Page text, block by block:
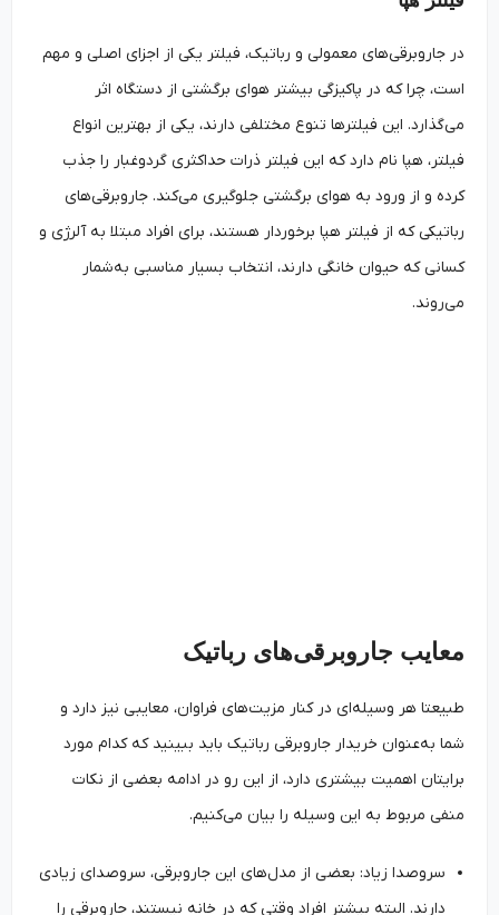
در جاروبرقی‌های معمولی و رباتیک، فیلتر یکی از اجزای اصلی و مهم
است، چرا که در پاکیزگی بیشتر هوای برگشتی از دستگاه اثر
می‌گذارد. این فیلترها تنوع مختلفی دارند، یکی از بهترین انواع
فیلتر، هپا نام دارد که این فیلتر ذرات حداکثری گردوغبار را جذب
کرده و از ورود به هوای برگشتی جلوگیری می‌کند. جاروبرقی‌های
رباتیکی که از فیلتر هپا برخوردار هستند، برای افراد مبتلا به آلرژی و
کسانی که حیوان خانگی دارند، انتخاب بسیار مناسبی به‌شمار
می‌روند.
معایب جاروبرقی‌های رباتیک
طبیعتا هر وسیله‌ای در کنار مزیت‌های فراوان، معایبی نیز دارد و
شما به‌عنوان خریدار جاروبرقی رباتیک باید ببینید که کدام مورد
برایتان اهمیت بیشتری دارد، از این رو در ادامه بعضی از نکات
منفی مربوط به این وسیله را بیان می‌کنیم.
سروصدا زیاد: بعضی از مدل‌های این جاروبرقی، سروصدای زیادی
دارند. البته بیشتر افراد وقتی که در خانه نیستند، جاروبرقی را